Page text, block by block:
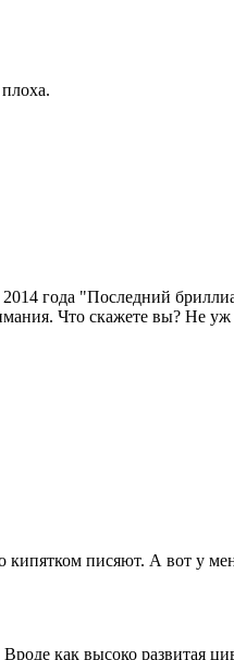
2014 года "Последний
Что скажете вы? Не
писяют. А вот у
как высоко развитая